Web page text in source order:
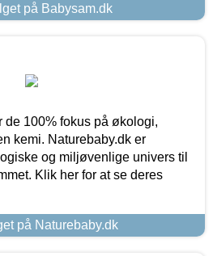
på Babysam.dk
de 100% fokus på økologi,
kemi. Naturebaby.dk er
og miljøvenlige univers til
Klik her for at se deres
på Naturebaby.dk